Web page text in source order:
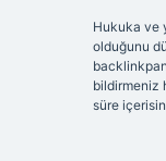
Hukuka ve
olduğunu
bildirmeniz
süre